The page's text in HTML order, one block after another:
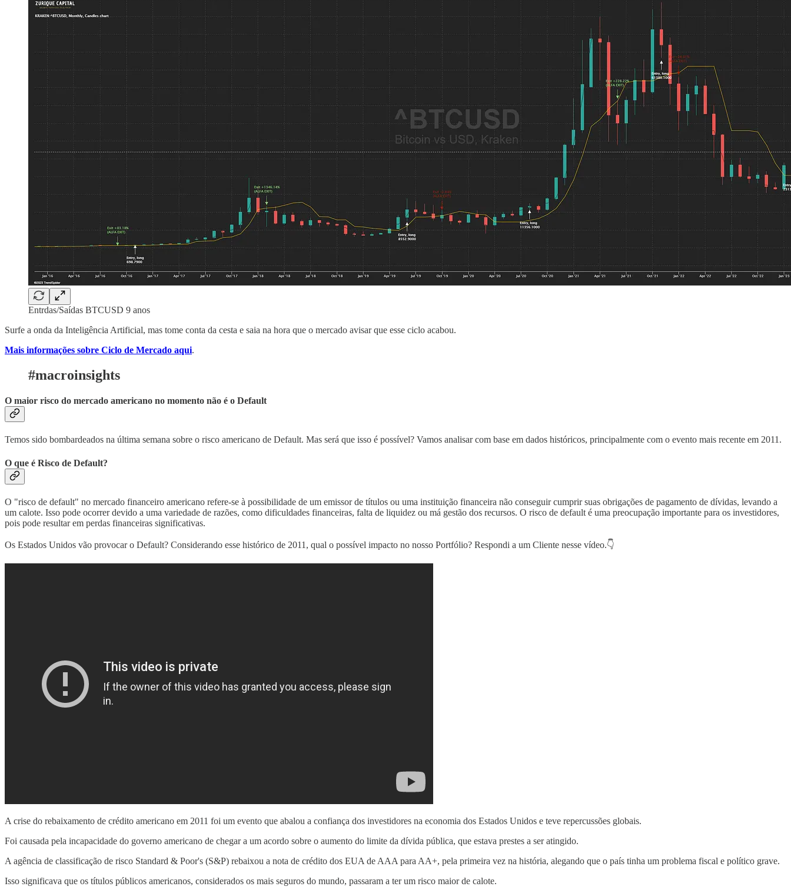
Entrdas/Saídas BTCUSD 9 anos
Surfe a onda da Inteligência Artificial, mas tome conta da cesta e saia na hora que o mercado avisar que esse ciclo acabou.
Mais informações sobre Ciclo de Mercado aqui.
#macroinsights
O maior risco do mercado americano no momento não é o Default
Temos sido bombardeados na última semana sobre o risco americano de Default. Mas será que isso é possível? Vamos analisar com base em dados históricos, principalmente com o evento mais recente em 2011.
O que é Risco de Default?
O "risco de default" no mercado financeiro americano refere-se à possibilidade de um emissor de títulos ou uma instituição financeira não conseguir cumprir suas obrigações de pagamento de dívidas, levando a
um calote. Isso pode ocorrer devido a uma variedade de razões, como dificuldades financeiras, falta de liquidez ou má gestão dos recursos. O risco de default é uma preocupação importante para os investidores,
pois pode resultar em perdas financeiras significativas.
Os Estados Unidos vão provocar o Default? Considerando esse histórico de 2011, qual o possível impacto no nosso Portfólio? Respondi a um Cliente nesse vídeo.👇
A crise do rebaixamento de crédito americano em 2011 foi um evento que abalou a confiança dos investidores na economia dos Estados Unidos e teve repercussões globais.
Foi causada pela incapacidade do governo americano de chegar a um acordo sobre o aumento do limite da dívida pública, que estava prestes a ser atingido.
A agência de classificação de risco Standard & Poor's (S&P) rebaixou a nota de crédito dos EUA de AAA para AA+, pela primeira vez na história, alegando que o país tinha um problema fiscal e político grave.
Isso significava que os títulos públicos americanos, considerados os mais seguros do mundo, passaram a ter um risco maior de calote.